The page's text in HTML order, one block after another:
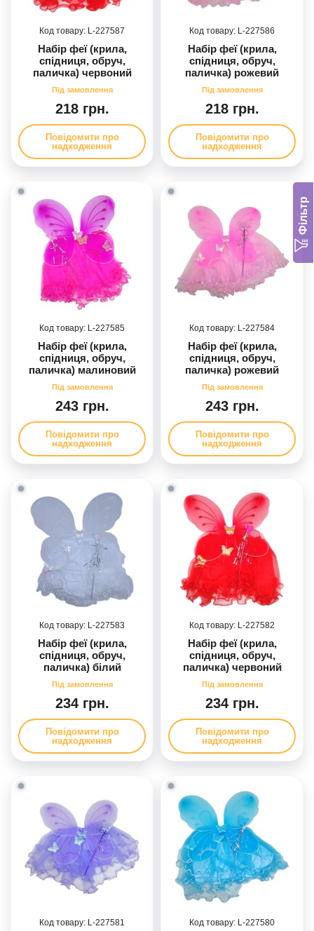
Фільтр
227587
Набір феї (крила,
спідниця, обруч,
паличка) червоний
218 грн.
Повідомити про
надходження
227586
Набір феї (крила,
спідниця, обруч,
паличка) рожевий
218 грн.
Повідомити про
надходження
227585
Набір феї (крила,
спідниця, обруч,
паличка) малиновий
243 грн.
Повідомити про
надходження
227584
Набір феї (крила,
спідниця, обруч,
паличка) рожевий
243 грн.
Повідомити про
надходження
227583
Набір феї (крила,
спідниця, обруч,
паличка) білий
234 грн.
Повідомити про
надходження
227582
Набір феї (крила,
спідниця, обруч,
паличка) червоний
234 грн.
Повідомити про
надходження
227581 227580